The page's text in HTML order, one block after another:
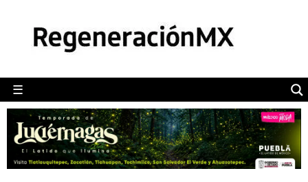
☰
POLÍTICA
CAMALEÓN
OPINIÓN
DEPORTES